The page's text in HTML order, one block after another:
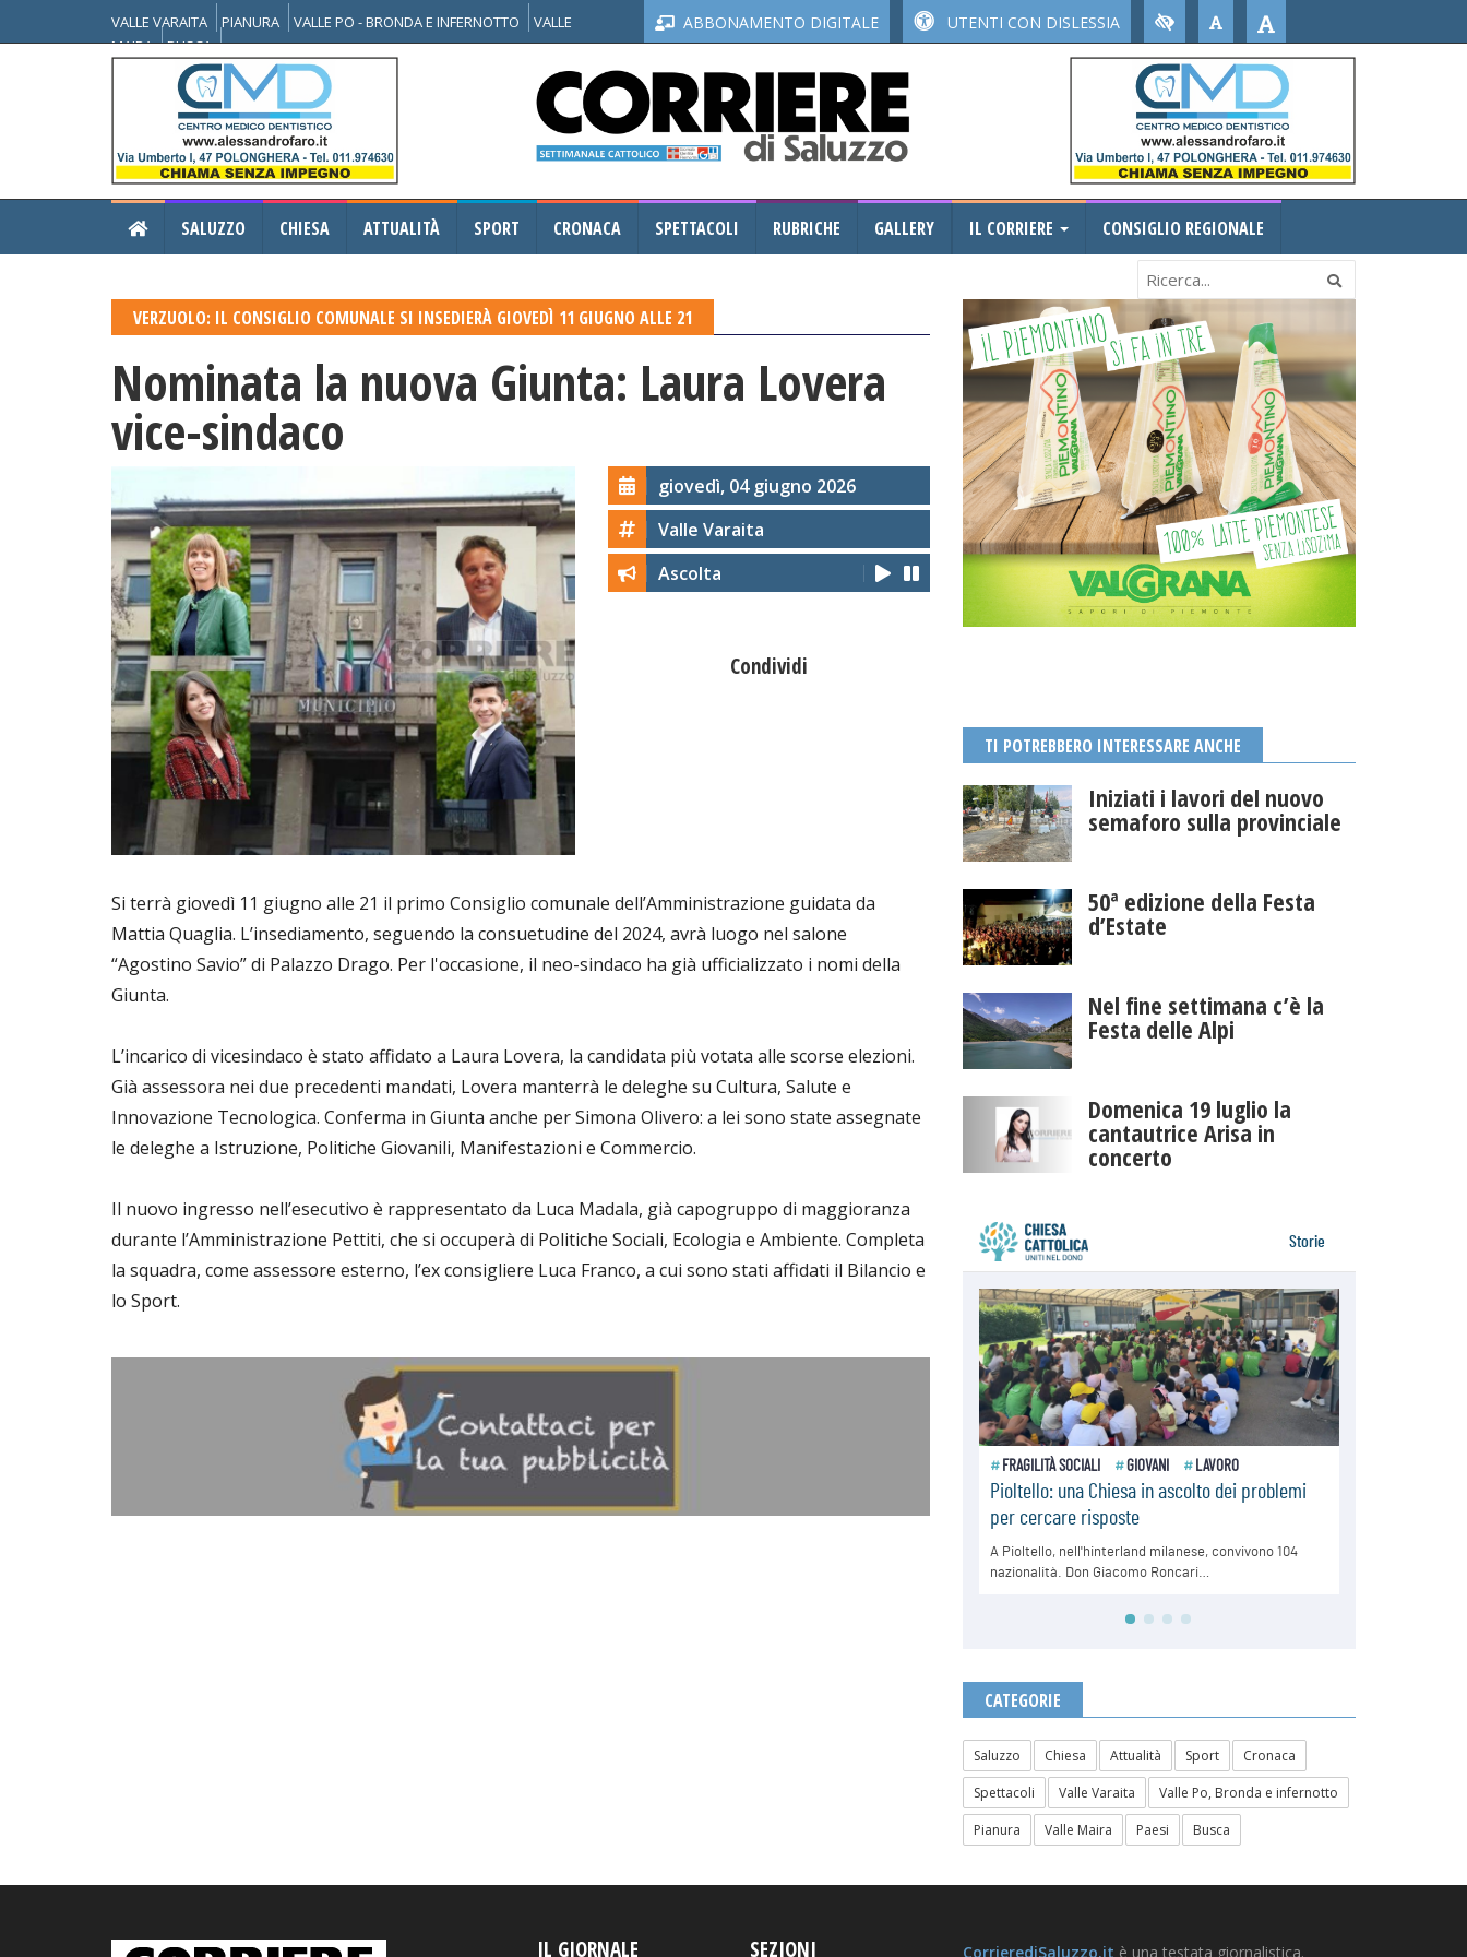
VALLE VARAITA PIANURA VALLE PO - BRONDA E INFERNOTTO
VALLE
MAIRA
BUSCA
ABBONAMENTO DIGITALE UTENTI CON DISLESSIA
SALUZZO CHIESA ATTUALITÀ SPORT CRONACA SPETTACOLI RUBRICHE GALLERY IL CORRIERE CONSIGLIO REGIONALE
VERZUOLO: IL CONSIGLIO COMUNALE SI INSEDIERÀ GIOVEDÌ 11 GIUGNO ALLE 21
Nominata la nuova Giunta: Laura Lovera
vice-sindaco
giovedì, 04 giugno 2026
Valle Varaita
Ascolta
Condividi
Si terrà giovedì 11 giugno alle 21 il primo Consiglio comunale dell’Amministrazione guidata da
Mattia Quaglia. L’insediamento, seguendo la consuetudine del 2024, avrà luogo nel salone
“Agostino Savio” di Palazzo Drago. Per l'occasione, il neo-sindaco ha già ufficializzato i nomi della
Giunta.
L’incarico di vicesindaco è stato affidato a Laura Lovera, la candidata più votata alle scorse elezioni.
Già assessora nei due precedenti mandati, Lovera manterrà le deleghe su Cultura, Salute e
Innovazione Tecnologica. Conferma in Giunta anche per Simona Olivero: a lei sono state assegnate
le deleghe a Istruzione, Politiche Giovanili, Manifestazioni e Commercio.
Il nuovo ingresso nell’esecutivo è rappresentato da Luca Madala, già capogruppo di maggioranza
durante l’Amministrazione Pettiti, che si occuperà di Politiche Sociali, Ecologia e Ambiente. Completa
la squadra, come assessore esterno, l’ex consigliere Luca Franco, a cui sono stati affidati il Bilancio e
lo Sport.
TI POTREBBERO INTERESSARE ANCHE
Iniziati i lavori del nuovo
semaforo sulla provinciale
50ª edizione della Festa
d’Estate
Nel fine settimana c’è la
Festa delle Alpi
Domenica 19 luglio la
cantautrice Arisa in
concerto
CATEGORIE
Saluzzo Chiesa Attualità Sport
Cronaca
Spettacoli
Valle Varaita
Valle Po, Bronda e infernotto
Pianura
Valle Maira Paesi Busca
IL GIORNALE SEZIONI CorrierediSaluzzo.it è una testata giornalistica.